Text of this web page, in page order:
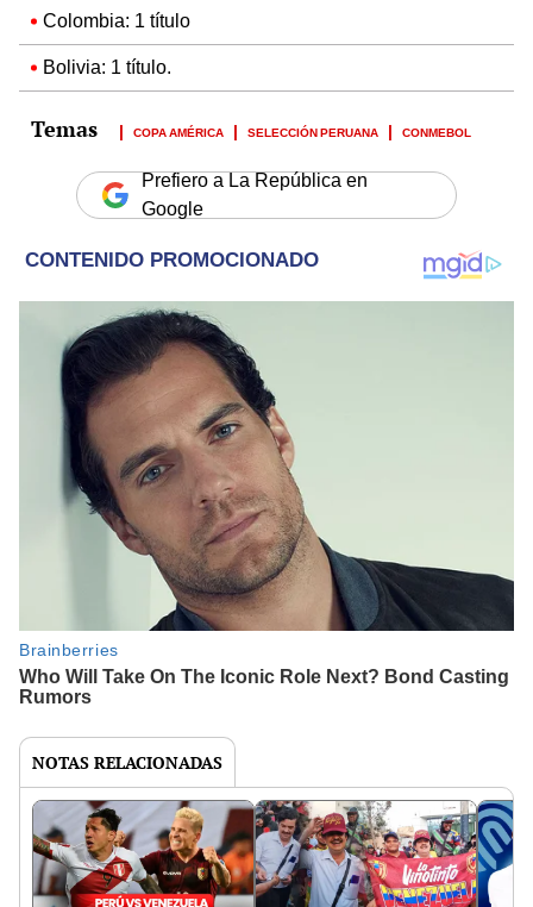
Colombia: 1 título
Bolivia: 1 título.
COPA AMÉRICA SELECCIÓN PERUANA CONMEBOL
Prefiero a La República en
Google
NOTAS RELACIONADAS